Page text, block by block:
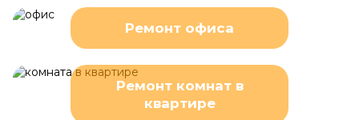
Ремонт офиса
Ремонт комнат в
квартире